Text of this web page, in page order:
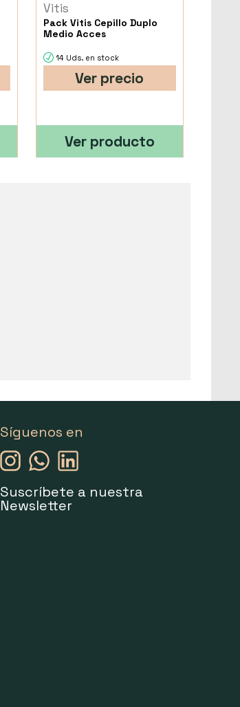
Vitis
Pack Vitis Cepillo Duplo
Medio Acces
14 Uds. en stock
Ver precio
Ver producto
Síguenos en
Suscríbete a nuestra
Newsletter